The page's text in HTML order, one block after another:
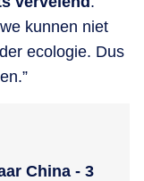
kunnen niet
ecologie. Dus
China - 3